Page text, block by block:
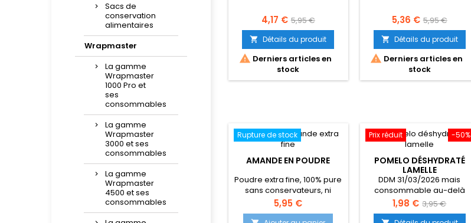
Sacs de
conservation
alimentaires
Wrapmaster
La gamme
Wrapmaster
1000 Pro et
ses
consommables
La gamme
Wrapmaster
3000 et ses
consommables
La gamme
Wrapmaster
4500 et ses
consommables
Prix
4,17 € Prix
de
base
5,95 €
 Détails du produit
 Derniers articles en
stock
Prix
5,36 € Prix
de
base
5,95 €
 Détails du produit
 Derniers articles en
stock
Rupture de stock
AMANDE EN POUDRE
Poudre extra fine, 100% pure
sans conservateurs, ni
additifs
Prix
5,95 €
-50%
Prix réduit
POMELO DÉSHYDRATÉ
LAMELLE
DDM 31/03/2026 mais
consommable au-delà
Prix
1,98 € Prix
de
3,95 €